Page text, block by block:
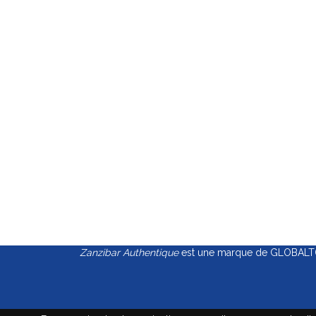
Zanzibar Authentiqueest une marque de